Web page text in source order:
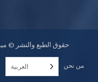
حقوق الطبع والنشر ©
من نحن خدمات مواقع
العربية‏